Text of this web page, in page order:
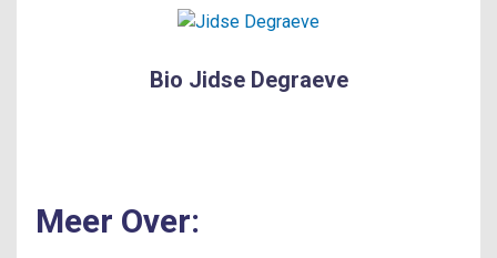
Bio Jidse Degraeve
Meer Over: